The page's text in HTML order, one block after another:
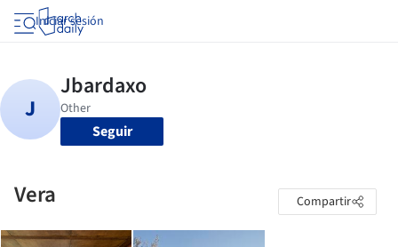
Iniciar sesión
Seguir
Vera Compartir